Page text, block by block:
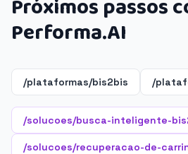
Próximos passos
Performa.AI
/plataformas/bis2bis /
/solucoes/busca-inteligente-
/solucoes/recuperacao-de-